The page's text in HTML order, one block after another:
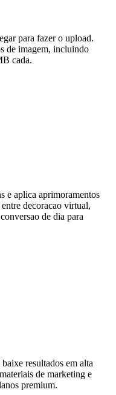
para fazer o upload.
de imagem, incluindo
cada.
e aplica aprimoramentos
decoracao virtual,
de dia para
resultados em alta
de marketing e
premium.